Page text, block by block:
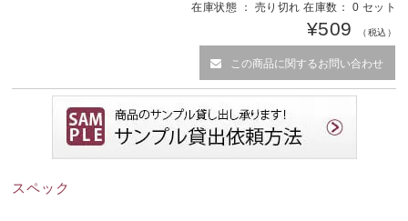
在庫状態 ： 売り切れ 在庫数： 0 セット
¥509 （税込）
この商品に関するお問い合わせ
スペック